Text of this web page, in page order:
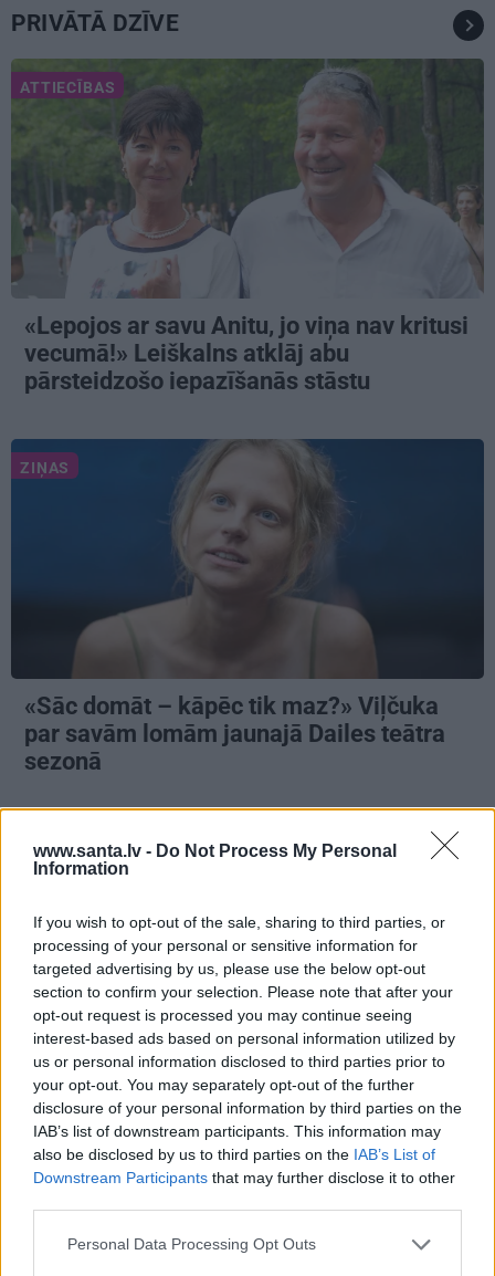
www.santa.lv - Do Not Process My Personal
Information
If you wish to opt-out of the sale, sharing to third parties, or
processing of your personal or sensitive information for
targeted advertising by us, please use the below opt-out
section to confirm your selection. Please note that after your
opt-out request is processed you may continue seeing
interest-based ads based on personal information utilized by
us or personal information disclosed to third parties prior to
your opt-out. You may separately opt-out of the further
disclosure of your personal information by third parties on the
IAB’s list of downstream participants. This information may
also be disclosed by us to third parties on the IAB’s List of
Downstream Participants that may further disclose it to other
Personal Data Processing Opt Outs
PRIVĀTĀ DZĪVE
ATTIECĪBAS
«Lepojos ar savu Anitu, jo viņa nav kritusi
vecumā!» Leiškalns atklāj abu
pārsteidzošo iepazīšanās stāstu
ZIŅAS
«Sāc domāt – kāpēc tik maz?» Viļčuka
par savām lomām jaunajā Dailes teātra
sezonā
NAUDA
«Meitenes dienā var
nopelnīt pat vairākus
tūkstošus.» Šova «Karsti.
Krēta» uzvarētāja Loreta
gatavojas sapņu darbam
PIEMIŅAS STĀSTS
«Līdz pēdējam brīdim
viņš tai sievietei ticēja…»
Alda Drēģera sievas un
drauga atmiņu stāsts